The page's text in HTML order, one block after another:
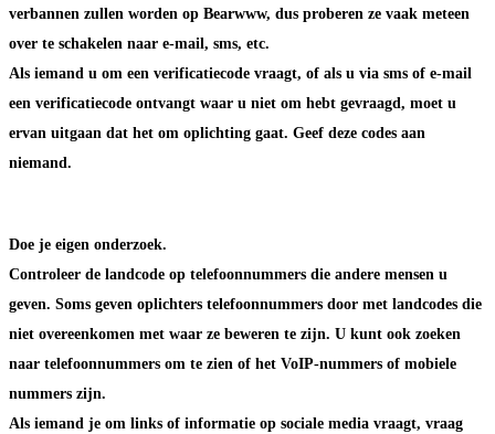
verbannen zullen worden op Bearwww, dus proberen ze vaak meteen
over te schakelen naar e-mail, sms, etc.
Als iemand u om een verificatiecode vraagt, of als u via sms of e-mail
een verificatiecode ontvangt waar u niet om hebt gevraagd, moet u
ervan uitgaan dat het om oplichting gaat. Geef deze codes aan
niemand.
Doe je eigen onderzoek.
Controleer de landcode op telefoonnummers die andere mensen u
geven. Soms geven oplichters telefoonnummers door met landcodes die
niet overeenkomen met waar ze beweren te zijn. U kunt ook zoeken
naar telefoonnummers om te zien of het VoIP-nummers of mobiele
nummers zijn.
Als iemand je om links of informatie op sociale media vraagt, vraag